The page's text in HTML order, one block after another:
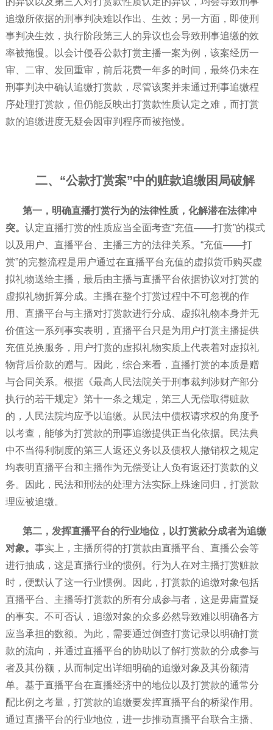
追缴所依据的刑事判决难以作出、生效；另一方面，即使刑
事判决生效，执行阶段第三人的异议也会导致刑事追缴的效
率被拖慢。以会计侵吞公款打赏主播一案为例，该案经历一
审、二审、发回重审，前后花费一年多的时间，最终仍未在
刑事判决中确认追缴打赏款，尽管该案并未通过刑事追缴程
序处理打赏款，但仍能反映出打赏款性质认定之难，而打赏
款的追缴进度无疑会因审判程序而被拖慢。
二、“公款打赏案”中的赃款追缴困局破解
第一，明确直播打赏行为的法律性质，化解潜在法律冲
突。 认定直播打赏的性质应当全面考查“充值——打赏”的模式
以及用户、直播平台、主播三方的法律关系。“充值——打
赏”的完整流程是用户通过在直播平台充值的虚拟货币购买虚
拟礼物送给主播，最后由主播与直播平台依据协议对打赏的
虚拟礼物折算分成。主播在整个打赏过程中不可忽视的作
用、直播平台与主播对打赏款进行分成、虚拟礼物本身并无
价值这一系列事实表明，直播平台只是为用户打赏主播提供
充值兑换服务，用户打赏的虚拟礼物实质上代表着对虚拟礼
物背后价款的赠与。因此，综合来看，直播打赏的本质是赠
与合同关系。根据《最高人民法院关于刑事裁判涉财产部分
执行的若干规定》第十一条之规定，第三人无偿取得赃款
的，人民法院均应予以追缴。从民法中债权请求权的角度予
以考查，能够为打赏款的刑事追缴提供正当化依据。民法典
中不当得利制度的第三人返还义务以及债权人撤销权之规定
均表明直播平台和主播作为无偿受让人负有返还打赏款的义
务。因此，民法和刑法的处理方法实际上殊途同归，打赏款
理应被追缴。
第二，发挥直播平台的行业地位，以打赏款分成者为追缴
对象 。 事实上，主播所得的打赏款由直播平台、直播公会等
进行抽成，这是直播行业的惯例。行为人在对主播打赏赃款
时，便默认了这一行业惯例。因此，打赏款的追缴对象包括
直播平台、主播等打赏款的所有分成参与者，这是毋庸置疑
的事实。不可否认，追缴对象的众多必然导致难以明确各方
应当承担的数额。为此，需要通过倒查打赏记录以明确打赏
款的流向，并通过直播平台的协助以了解打赏款的分成参与
者及其份额，从而制定出详细明确的追缴对象及其份额清
单。基于直播平台在直播经济中的地位以及打赏款的通常分
配比例之考量，打赏款的追缴要发挥直播平台的桥梁作用。
通过直播平台的行业地位，进一步推动直播平台联合主播、